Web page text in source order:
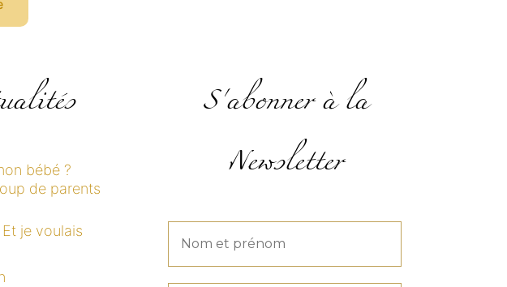
bébé ?
de parents
je voulais
S'abonner à la
Newsletter